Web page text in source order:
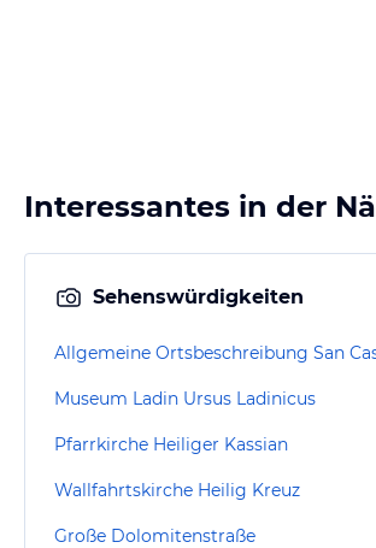
Interessantes in der
Sehenswürdigkeiten
Museum Ladin Ursus Ladinicus
Pfarrkirche Heiliger Kassian
Wallfahrtskirche Heilig Kreuz
Große Dolomitenstraße